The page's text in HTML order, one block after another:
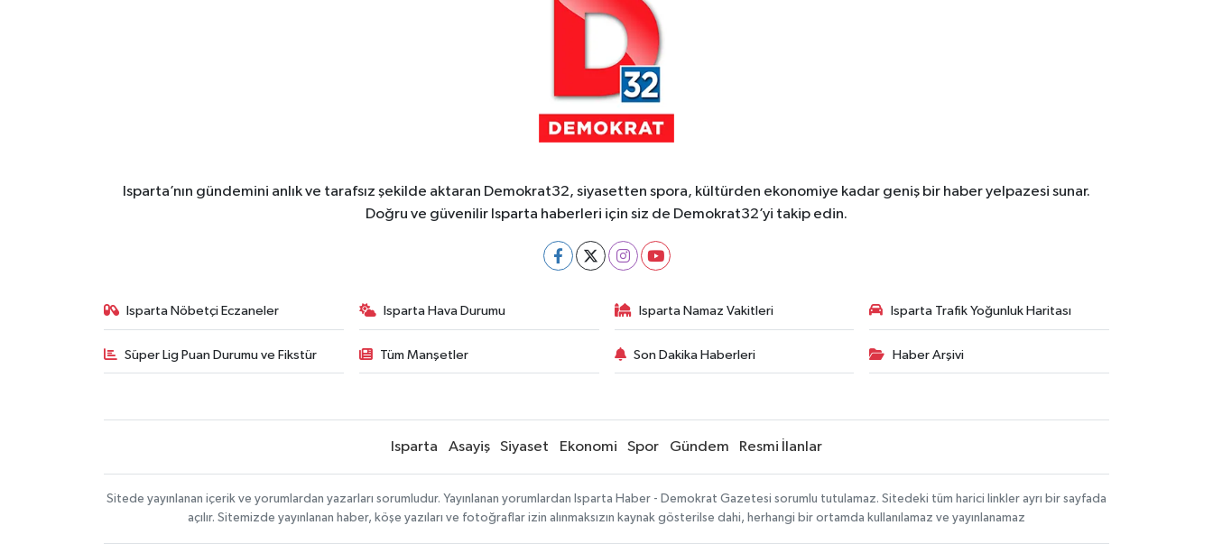
Isparta’nın gündemini anlık ve tarafsız şekilde aktaran Demokrat32, siyasetten spora, kültürden ekonomiye kadar geniş bir haber yelpazesi sunar.
Doğru ve güvenilir Isparta haberleri için siz de Demokrat32’yi takip edin.
Isparta Nöbetçi Eczaneler Isparta Hava Durumu Isparta Namaz Vakitleri Isparta Trafik Yoğunluk Haritası
Süper Lig Puan Durumu ve Fikstür Tüm Manşetler Son Dakika Haberleri Haber Arşivi
Isparta Asayiş Siyaset Ekonomi Spor Gündem Resmi İlanlar
Sitede yayınlanan içerik ve yorumlardan yazarları sorumludur. Yayınlanan yorumlardan Isparta Haber - Demokrat Gazetesi sorumlu tutulamaz. Sitedeki tüm harici linkler ayrı bir sayfada
açılır. Sitemizde yayınlanan haber, köşe yazıları ve fotoğraflar izin alınmaksızın kaynak gösterilse dahi, herhangi bir ortamda kullanılamaz ve yayınlanamaz